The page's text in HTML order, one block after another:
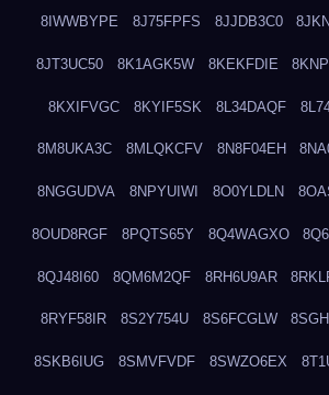
8IWWBYPE 8J75FPFS 8JJDB3C0
8JT3UC50 8K1AGK5W 8KEKFDIE
8KXIFVGC 8KYIF5SK 8L34DAQF
8M8UKA3C 8MLQKCFV 8N8F04EH
8NGGUDVA 8NPYUIWI 8O0YLDLN
8OUD8RGF 8PQTS65Y 8Q4WAGXO
8QJ48I60 8QM6M2QF 8RH6U9AR
8RYF58IR 8S2Y754U 8S6FCGLW
8SKB6IUG 8SMVFVDF 8SWZO6EX